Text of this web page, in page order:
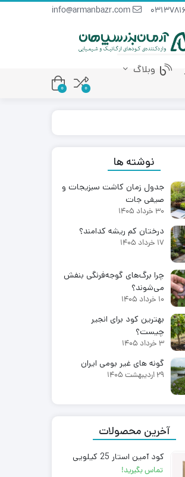
وبلاگ
0
0
نوشته ها
جدول زمان کاشت سبزیجات و
صیفی جات
30 خرداد 1405
درختان کم ریشه کدامند؟
17 خرداد 1405
چرا برگ‌های گوجه‌فرنگی بنفش
می‌شوند؟
10 خرداد 1405
بهترین کود برای انجیر
چیست؟
3 خرداد 1405
گونه های غیر بومی ایران
29 اردیبهشت 1405
آخرین محصولات
کود آمین استار 25 کیلویی
تماس بگیرید!